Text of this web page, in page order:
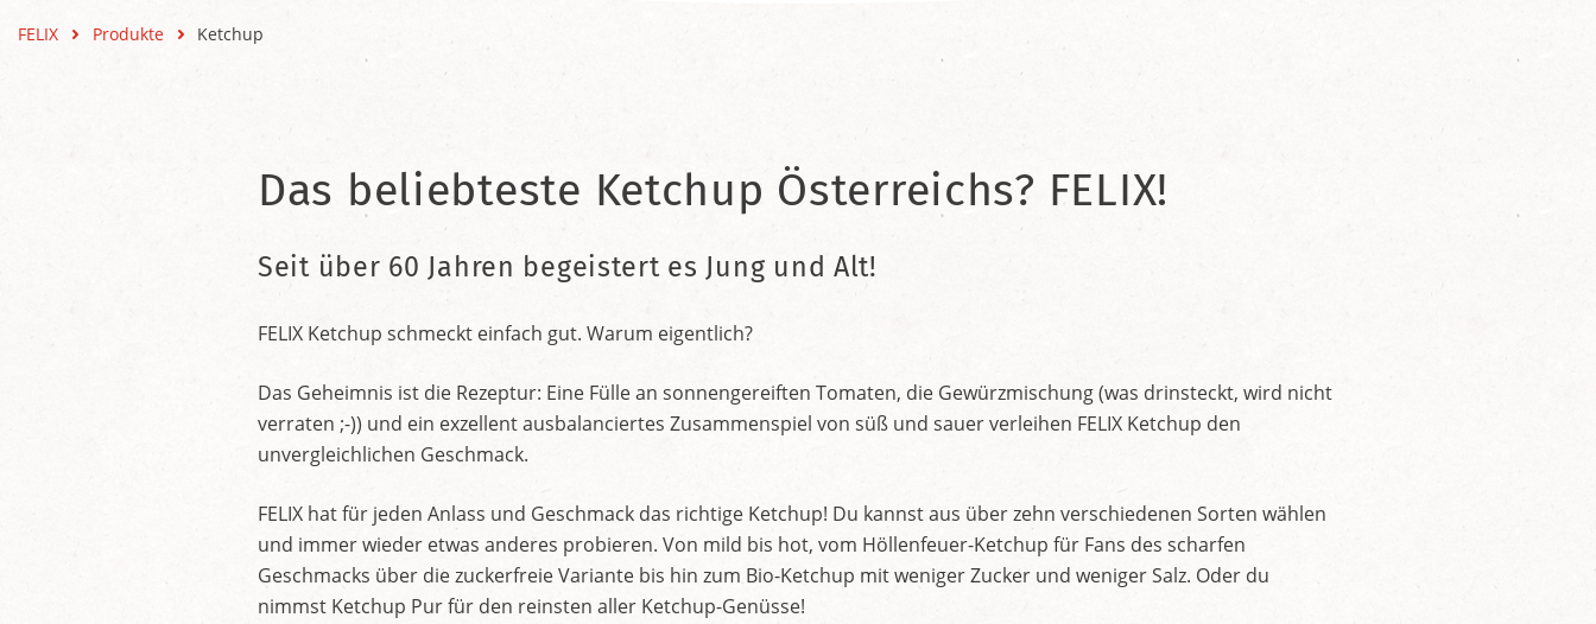
FELIX Produkte Ketchup
Das beliebteste Ketchup Österreichs? FELIX!
Seit über 60 Jahren begeistert es Jung und Alt!
FELIX Ketchup schmeckt einfach gut. Warum eigentlich?
Das Geheimnis ist die Rezeptur: Eine Fülle an sonnengereiften Tomaten, die Gewürzmischung (was drinsteckt, wird nicht
verraten ;-)) und ein exzellent ausbalanciertes Zusammenspiel von süß und sauer verleihen FELIX Ketchup den
unvergleichlichen Geschmack.
FELIX hat für jeden Anlass und Geschmack das richtige Ketchup! Du kannst aus über zehn verschiedenen Sorten wählen
und immer wieder etwas anderes probieren. Von mild bis hot, vom Höllenfeuer-Ketchup für Fans des scharfen
Geschmacks über die zuckerfreie Variante bis hin zum Bio-Ketchup mit weniger Zucker und weniger Salz. Oder du
nimmst Ketchup Pur für den reinsten aller Ketchup-Genüsse!